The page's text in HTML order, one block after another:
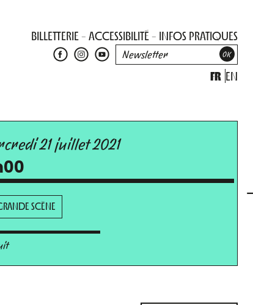
BILLETTERIE ACCESSIBILITÉ INFOS PRATIQUES
FR EN
21 juillet 2021
SCÈNE